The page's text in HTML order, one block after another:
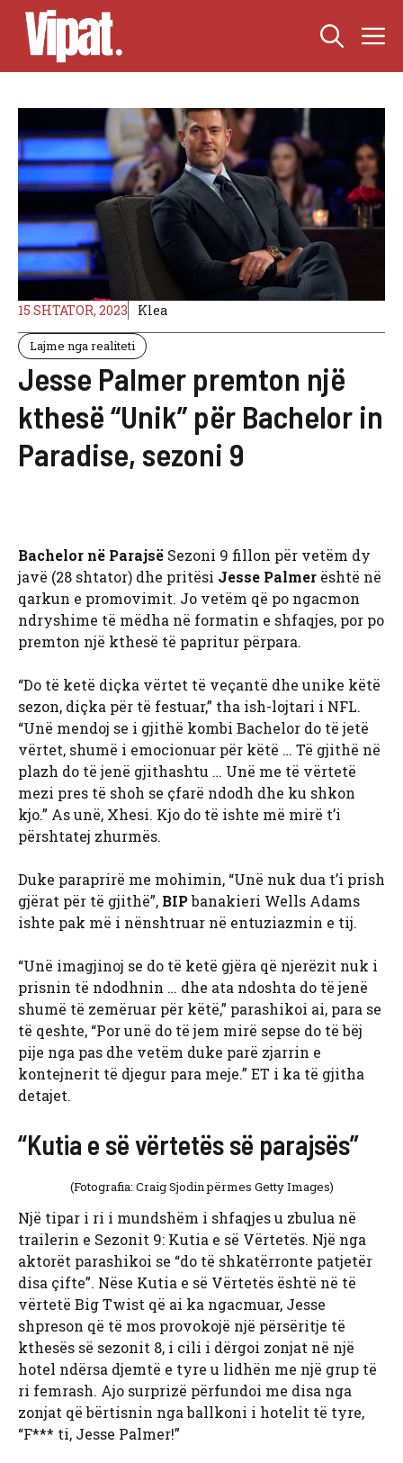
Skip
content
15 SHTATOR, 2023 Klea
Lajme nga realiteti
Jesse Palmer premton një
kthesë “Unik” për Bachelor in
Paradise, sezoni 9
Bachelor në Parajsë Sezoni 9 fillon për vetëm dy
javë (28 shtator) dhe pritësi Jesse Palmer është në
qarkun e promovimit. Jo vetëm që po ngacmon
ndryshime të mëdha në formatin e shfaqjes, por po
premton një kthesë të papritur përpara.
“Do të ketë diçka vërtet të veçantë dhe unike këtë
sezon, diçka për të festuar,” tha ish-lojtari i NFL.
“Unë mendoj se i gjithë kombi Bachelor do të jetë
vërtet, shumë i emocionuar për këtë … Të gjithë në
plazh do të jenë gjithashtu … Unë me të vërtetë
mezi pres të shoh se çfarë ndodh dhe ku shkon
kjo.” As unë, Xhesi. Kjo do të ishte më mirë t’i
përshtatej zhurmës.
Duke paraprirë me mohimin, “Unë nuk dua t’i prish
gjërat për të gjithë”, BIPbanakieri Wells Adams
ishte pak më i nënshtruar në entuziazmin e tij.
“Unë imagjinoj se do të ketë gjëra që njerëzit nuk i
prisnin të ndodhnin … dhe ata ndoshta do të jenë
shumë të zemëruar për këtë,” parashikoi ai, para se
të qeshte, “Por unë do të jem mirë sepse do të bëj
pije nga pas dhe vetëm duke parë zjarrin e
kontejnerit të djegur para meje.” ET i ka të gjitha
detajet.
“Kutia e së vërtetës së parajsës”
(Fotografia: Craig Sjodin përmes Getty Images)
Një tipar i ri i mundshëm i shfaqjes u zbulua në
trailerin e Sezonit 9: Kutia e së Vërtetës. Një nga
aktorët parashikoi se “do të shkatërronte patjetër
disa çifte”. Nëse Kutia e së Vërtetës është në të
vërtetë Big Twist që ai ka ngacmuar, Jesse
shpreson që të mos provokojë një përsëritje të
kthesës së sezonit 8, i cili i dërgoi zonjat në një
hotel ndërsa djemtë e tyre u lidhën me një grup të
ri femrash. Ajo surprizë përfundoi me disa nga
zonjat që bërtisnin nga ballkoni i hotelit të tyre,
“F*** ti, Jesse Palmer!”